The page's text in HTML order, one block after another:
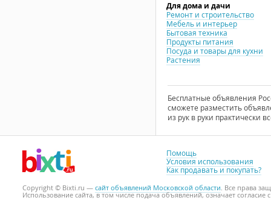
Для дома и дачи
Ремонт и строительство
Мебель и интерьер
Бытовая техника
Продукты питания
Посуда и товары для кухни
Растения
Бесплатные объявления
сможете разместить
из рук в руки практически
Помощь
Условия использования
Как продавать и покупать?
Copyright © Bixti.ru — сайт объявлений Московской области. Все права
Использование сайта, в том числе подача объявлений, означает согласие